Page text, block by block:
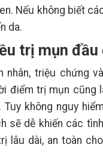
Nếu không biết
da.
trị mụn
nhân, triệu chứng
điểm trị mụn cũng
không nguy
sẽ dễ khiến các
lâu dài, an toàn